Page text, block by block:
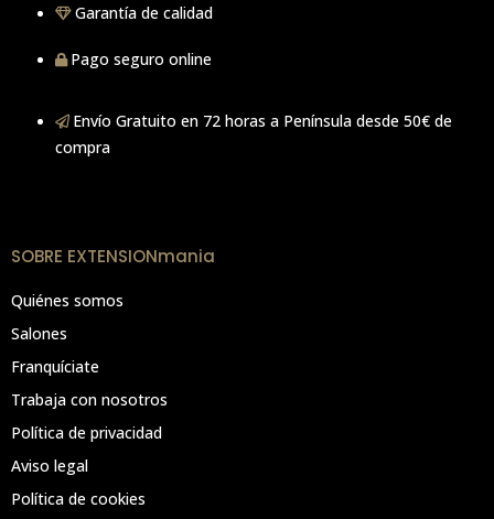
Garantía de calidad
Pago seguro online
Envío Gratuito en 72 horas a Península desde 50€ de
compra
SOBRE EXTENSIONmania
Quiénes somos
Salones
Franquíciate
Trabaja con nosotros
Política de privacidad
Aviso legal
Política de cookies